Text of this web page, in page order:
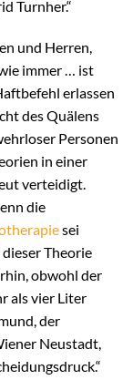
Turnher.“
und Herren,
immer … ist
erlassen
des Quälens
Personen
in einer
verteidigt.
die
sei
Theorie
obwohl der
als vier Liter
der
Neustadt,